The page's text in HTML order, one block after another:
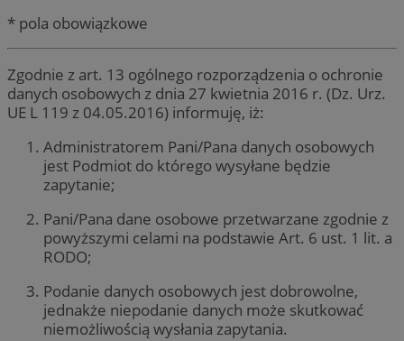
* pola obowiązkowe
Zgodnie z art. 13 ogólnego rozporządzenia o ochronie
danych osobowych z dnia 27 kwietnia 2016 r. (Dz. Urz.
UE L 119 z 04.05.2016) informuję, iż:
Administratorem Pani/Pana danych osobowych
jest Podmiot do którego wysyłane będzie
zapytanie;
Pani/Pana dane osobowe przetwarzane zgodnie z
powyższymi celami na podstawie Art. 6 ust. 1 lit. a
RODO;
Podanie danych osobowych jest dobrowolne,
jednakże niepodanie danych może skutkować
niemożliwością wysłania zapytania.